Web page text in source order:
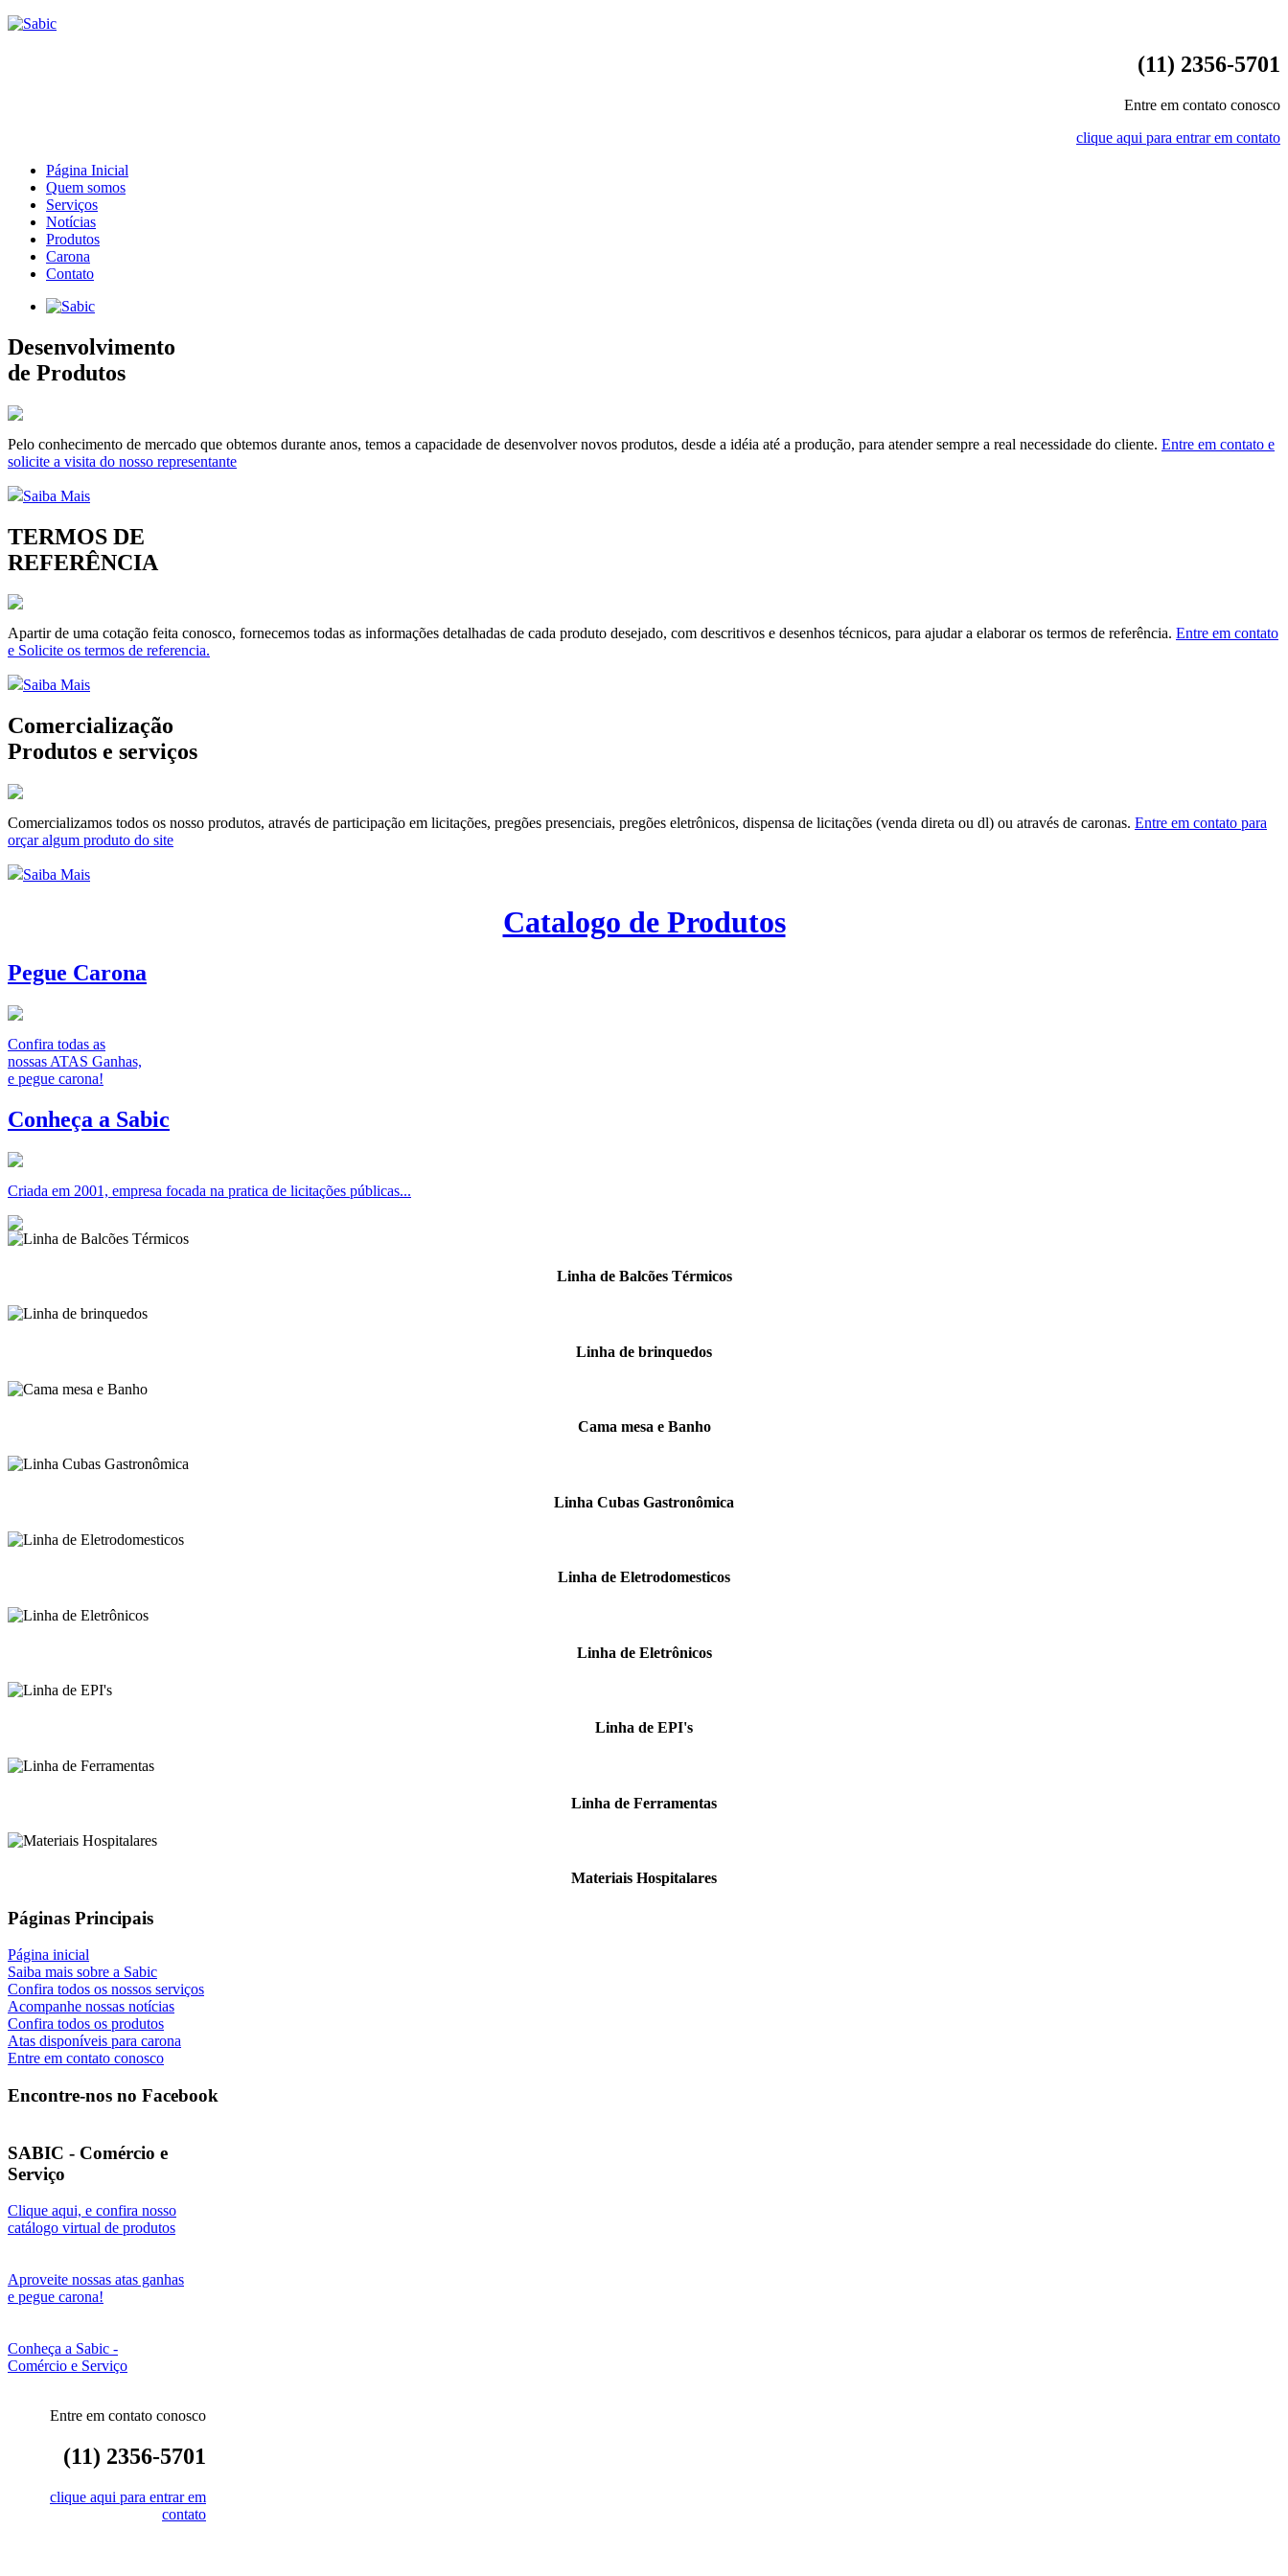
(11) 2356-5701
Entre em contato conosco
clique aqui para entrar em contato
Página Inicial
Quem somos
Serviços
Notícias
Produtos
Carona
Contato
Desenvolvimento
de Produtos
Pelo conhecimento de mercado que obtemos durante anos, temos a capacidade de desenvolver novos produtos, desde a idéia até a produção, para atender sempre a real necessidade do cliente. Entre em contato e
solicite a visita do nosso representante
Saiba Mais
TERMOS DE
REFERÊNCIA
Apartir de uma cotação feita conosco, fornecemos todas as informações detalhadas de cada produto desejado, com descritivos e desenhos técnicos, para ajudar a elaborar os termos de referência. Entre em contato
e Solicite os termos de referencia.
Saiba Mais
Comercialização
Produtos e serviços
Comercializamos todos os nosso produtos, através de participação em licitações, pregões presenciais, pregões eletrônicos, dispensa de licitações (venda direta ou dl) ou através de caronas. Entre em contato para
orçar algum produto do site
Saiba Mais
Catalogo de Produtos
Pegue Carona
Confira todas as
nossas ATAS Ganhas,
e pegue carona!
Conheça a Sabic
Criada em 2001, empresa focada na pratica de licitações públicas...
Linha de Balcões Térmicos
Linha de brinquedos
Cama mesa e Banho
Linha Cubas Gastronômica
Linha de Eletrodomesticos
Linha de Eletrônicos
Linha de EPI's
Linha de Ferramentas
Materiais Hospitalares
Páginas Principais
Página inicial
Saiba mais sobre a Sabic
Confira todos os nossos serviços
Acompanhe nossas notícias
Confira todos os produtos
Atas disponíveis para carona
Entre em contato conosco
Encontre-nos no Facebook
SABIC - Comércio e
Serviço
Clique aqui, e confira nosso
catálogo virtual de produtos
Aproveite nossas atas ganhas
e pegue carona!
Conheça a Sabic -
Comércio e Serviço
Entre em contato conosco
(11) 2356-5701
clique aqui para entrar em
contato